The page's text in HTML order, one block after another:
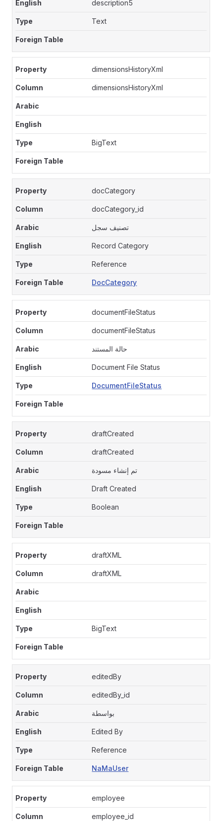
description5
Text
dimensionsHistoryXml
dimensionsHistoryXml
BigText
docCategory
docCategory_id
تصنيف سجل
Record Category
Reference
DocCategory
documentFileStatus
documentFileStatus
حالة المستند
Document File Status
DocumentFileStatus
draftCreated
draftCreated
تم إنشاء مسودة
Draft Created
Boolean
draftXML
draftXML
BigText
editedBy
editedBy_id
بواسطة
Edited By
Reference
NaMaUser
employee
employee_id